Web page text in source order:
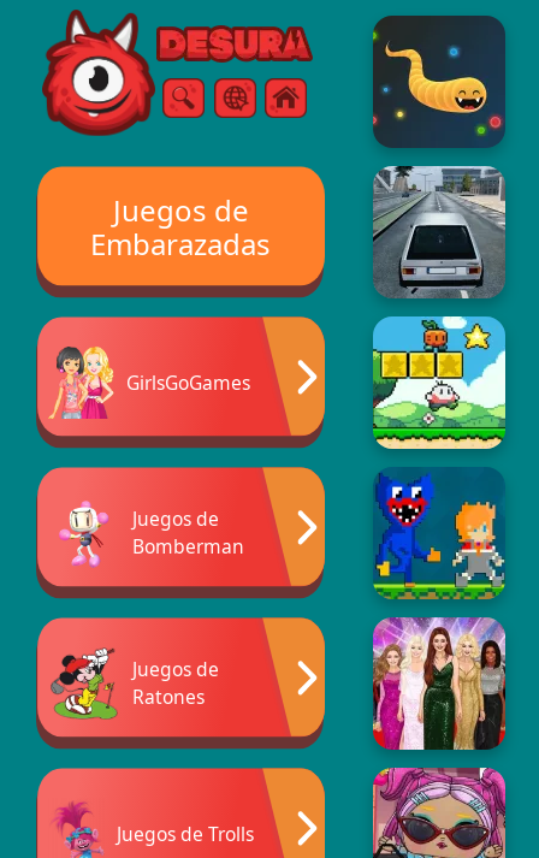
Free Online Games
BuscarMenú
Juegos de
Embarazadas
GirlsGoGames
Juegos de
Bomberman
Juegos de
Ratones
Juegos de Trolls